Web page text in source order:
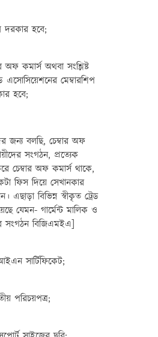
দরকার হবে;
অফ কমার্স অথবা সংশ্লিষ্ট
এসোসিয়েশনের মেম্বারশিপ
হবে;
জন্য বলছি, চেম্বার অফ
সংগঠন, প্রত্যেক
চেম্বার অফ কমার্স থাকে,
ফিস দিয়ে সেখানকার
এছাড়া বিভিন্ন স্বীকৃত ট্রেড
যেমন- গার্মেন্ট মালিক ও
সংগঠন বিজিএমইএ]
সার্টিফিকেট;
পরিচয়পত্র;